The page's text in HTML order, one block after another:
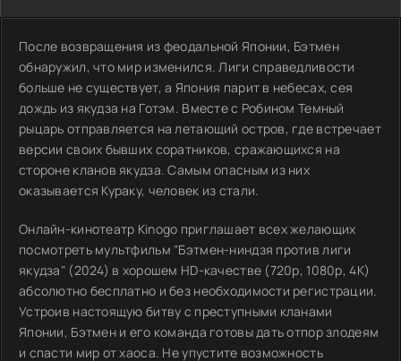
После возвращения из феодальной Японии, Бэтмен
обнаружил, что мир изменился. Лиги справедливости
больше не существует, а Япония парит в небесах, сея
дождь из якудза на Готэм. Вместе с Робином Темный
рыцарь отправляется на летающий остров, где встречает
версии своих бывших соратников, сражающихся на
стороне кланов якудза. Самым опасным из них
оказывается Кураку, человек из стали.
Онлайн-кинотеатр Kinogo приглашает всех желающих
посмотреть мультфильм "Бэтмен-ниндзя против лиги
якудза" (2024) в хорошем HD-качестве (720p, 1080p, 4K)
абсолютно бесплатно и без необходимости регистрации.
Устроив настоящую битву с преступными кланами
Японии, Бэтмен и его команда готовы дать отпор злодеям
и спасти мир от хаоса. Не упустите возможность